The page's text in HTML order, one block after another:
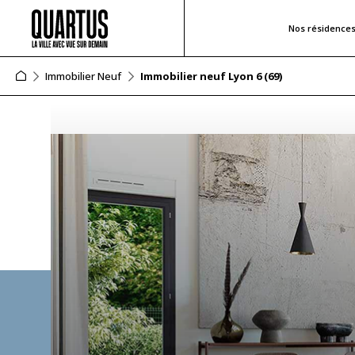
Nos résidences
Immobilier Neuf Immobilier neuf Lyon 6 (69)